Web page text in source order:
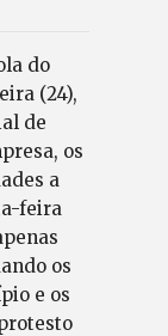
do
(24),
de
os
a
feira
os
e os